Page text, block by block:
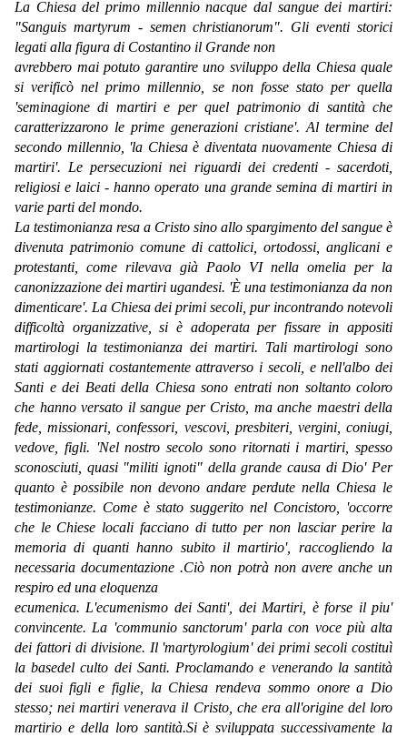
La Chiesa del primo millennio nacque dal sangue dei martiri:
"Sanguis martyrum - semen christianorum". Gli eventi storici
legati alla figura di Costantino il Grande non
avrebbero mai potuto garantire uno sviluppo della Chiesa quale
si verificò nel primo millennio, se non fosse stato per quella
'seminagione di martiri e per quel patrimonio di santità che
caratterizzarono le prime generazioni cristiane'. Al termine del
secondo millennio, 'la Chiesa è diventata nuovamente Chiesa di
martiri'. Le persecuzioni nei riguardi dei credenti - sacerdoti,
religiosi e laici - hanno operato una grande semina di martiri in
varie parti del mondo.
La testimonianza resa a Cristo sino allo spargimento del sangue è
divenuta patrimonio comune di cattolici, ortodossi, anglicani e
protestanti, come rilevava già Paolo VI nella omelia per la
canonizzazione dei martiri ugandesi. 'È una testimonianza da non
dimenticare'. La Chiesa dei primi secoli, pur incontrando notevoli
difficoltà organizzative, si è adoperata per fissare in appositi
martirologi la testimonianza dei martiri. Tali martirologi sono
stati aggiornati costantemente attraverso i secoli, e nell'albo dei
Santi e dei Beati della Chiesa sono entrati non soltanto coloro
che hanno versato il sangue per Cristo, ma anche maestri della
fede, missionari, confessori, vescovi, presbiteri, vergini, coniugi,
vedove, figli. 'Nel nostro secolo sono ritornati i martiri, spesso
sconosciuti, quasi "militi ignoti" della grande causa di Dio' Per
quanto è possibile non devono andare perdute nella Chiesa le
testimonianze. Come è stato suggerito nel Concistoro, 'occorre
che le Chiese locali facciano di tutto per non lasciar perire la
memoria di quanti hanno subito il martirio', raccogliendo la
necessaria documentazione .Ciò non potrà non avere anche un
respiro ed una eloquenza
ecumenica. L'ecumenismo dei Santi', dei Martiri, è forse il piu'
convincente. La 'communio sanctorum' parla con voce più alta
dei fattori di divisione. Il 'martyrologium' dei primi secoli costituì
la basedel culto dei Santi. Proclamando e venerando la santità
dei suoi figli e figlie, la Chiesa rendeva sommo onore a Dio
stesso; nei martiri venerava il Cristo, che era all'origine del loro
martirio e della loro santità.Si è sviluppata successivamente la